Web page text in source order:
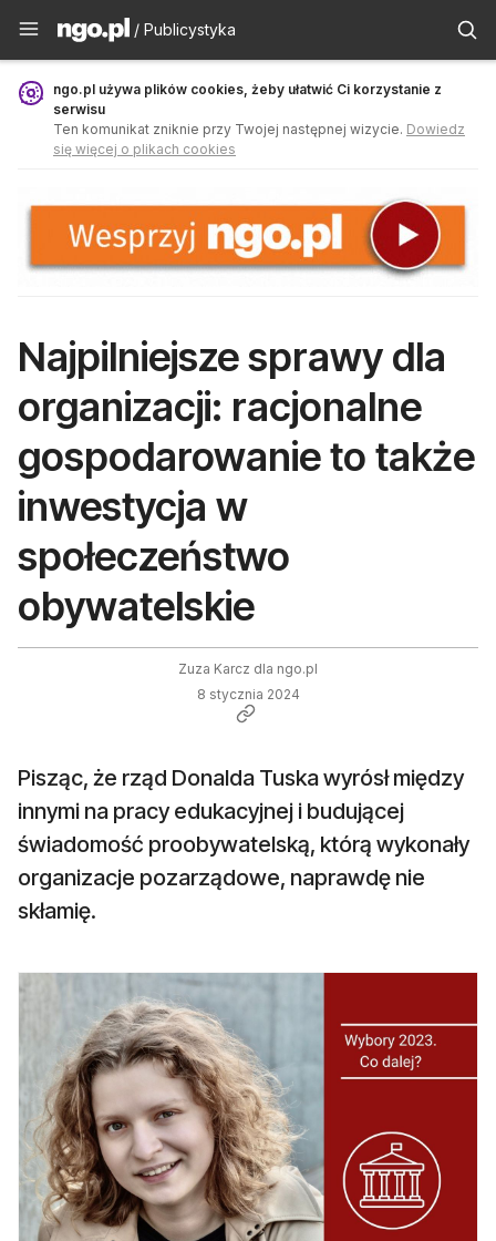
Publicystyka - ngo.pl
/ Publicystyka
ngo.pl używa plików cookies, żeby ułatwić Ci korzystanie z
serwisu
Ten komunikat zniknie przy Twojej następnej wizycie. Dowiedz
się więcej o plikach cookies
Najpilniejsze sprawy dla
organizacji: racjonalne
gospodarowanie to także
inwestycja w
społeczeństwo
obywatelskie
Zuza Karcz dla ngo.pl
8 stycznia 2024
Pisząc, że rząd Donalda Tuska wyrósł między
innymi na pracy edukacyjnej i budującej
świadomość proobywatelską, którą wykonały
organizacje pozarządowe, naprawdę nie
skłamię.